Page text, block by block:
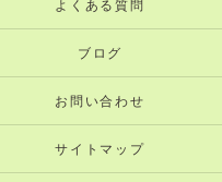
よくある質問
ブログ
お問い合わせ
サイトマップ